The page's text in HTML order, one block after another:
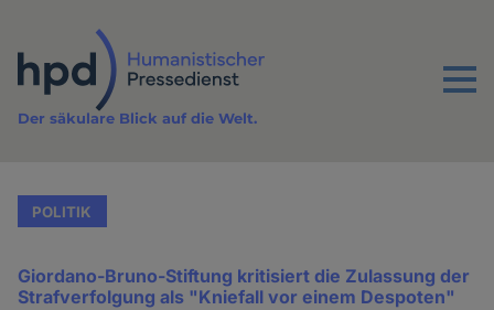
Inhalt
Menu
Der säkulare Blick auf die Welt.
POLITIK
Giordano-Bruno-Stiftung kritisiert die Zulassung der
Strafverfolgung als "Kniefall vor einem Despoten"